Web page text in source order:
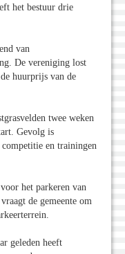
het bestuur drie
van
De vereniging lost
huurprijs van de
twee weken
Gevolg is
en trainingen
het parkeren van
de gemeente om
geleden heeft